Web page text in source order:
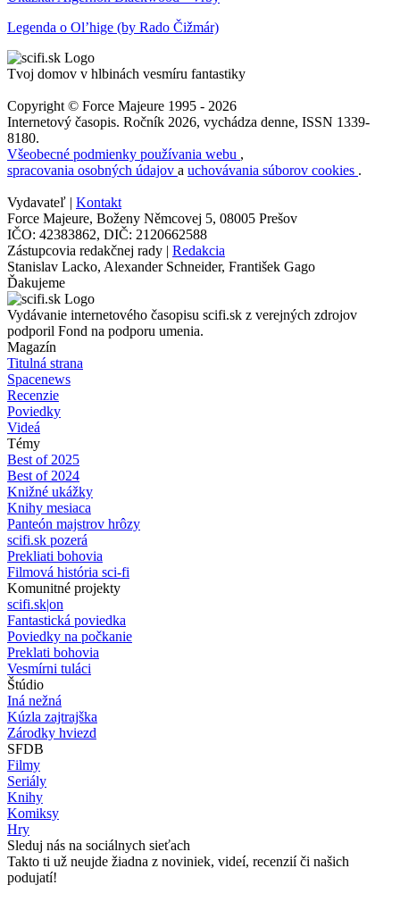
Legenda o Ol’hige (by Rado Čižmár)
Tvoj domov v hlbinách vesmíru fantastiky
Copyright © Force Majeure 1995 - 2026
Internetový časopis. Ročník 2026, vychádza denne, ISSN 1339-
8180.
Všeobecné podmienky používania webu ,
spracovania osobných údajov a uchovávania súborov cookies .
Vydavateľ | Kontakt
Force Majeure, Boženy Němcovej 5, 08005 Prešov
IČO: 42383862, DIČ: 2120662588
Zástupcovia redakčnej rady | Redakcia
Stanislav Lacko, Alexander Schneider, František Gago
Ďakujeme
Vydávanie internetového časopisu scifi.sk z verejných zdrojov
podporil Fond na podporu umenia.
Magazín
Titulná strana
Spacenews
Recenzie
Poviedky
Videá
Témy
Best of 2025
Best of 2024
Knižné ukážky
Knihy mesiaca
Panteón majstrov hrôzy
scifi.sk pozerá
Prekliati bohovia
Filmová história sci-fi
Komunitné projekty
scifi.sk|on
Fantastická poviedka
Poviedky na počkanie
Preklati bohovia
Vesmírni tuláci
Štúdio
Iná nežná
Kúzla zajtrajška
Zárodky hviezd
SFDB
Filmy
Seriály
Knihy
Komiksy
Hry
Sleduj nás na sociálnych sieťach
Takto ti už neujde žiadna z noviniek, videí, recenzií či našich
podujatí!